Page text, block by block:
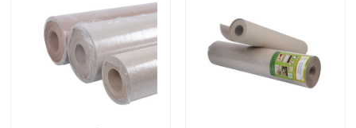
Hakkımızda
Kişiler